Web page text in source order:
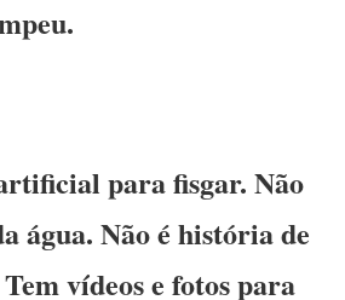
para fisgar. Não
água. Não é história de
vídeos e fotos para